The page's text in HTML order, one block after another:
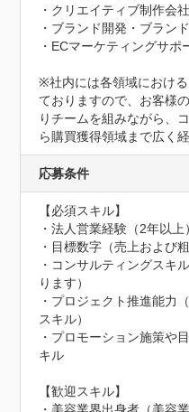
・クリエイティブ制作会
・ブランド開発・ブラン
・ECマーケティングサポ
※社内には各領域におけ
ておりますので、お客様
りチームを組みながら、
ら購買獲得領域まで広く
応募条件
【必須スキル】
・法人営業経験（2年以上
・目標数字（売上および
・コンサルティングスキ
ります）
・プロジェクト推進能力
スキル）
・プロモーション施策や
キル
【歓迎スキル】